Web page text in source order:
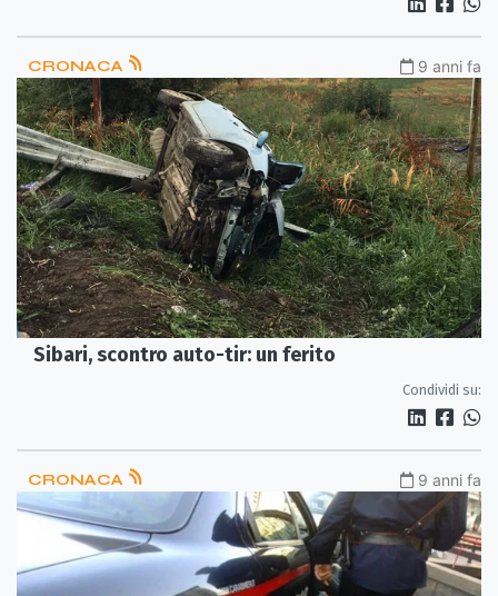
CRONACA 9 anni fa
Sibari, scontro auto-tir: un ferito
Condividi su:
CRONACA 9 anni fa